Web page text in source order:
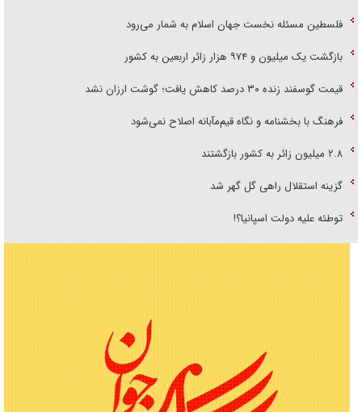
فلسطین مسئله نخست جهان اسلام به شمار می‌رود
بازگشت یک میلیون و ۹۷۴ هزار زائر اربعین به کشور
قیمت گوسفند زنده ۳۰ درصد کاهش یافت؛ گوشت ارزان نشد
فرهنگ با بخشنامه و نگاه قیم‌مآبانه اصلاح نمی‌شود
۲.۸ میلیون زائر به کشور بازگشتند
گزینه استقلال راهی گل گهر شد
توطئه علیه دولت اسپانیا؟!